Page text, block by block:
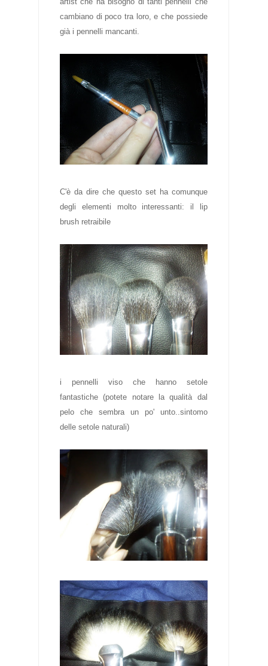
cambiano di poco tra loro, e che possiede
già i pennelli mancanti.
C'è da dire che questo set ha comunque
degli elementi molto interessanti: il lip
brush retraibile
i pennelli viso che hanno setole
fantastiche (potete notare la qualità dal
pelo che sembra un po' unto..sintomo
delle setole naturali)